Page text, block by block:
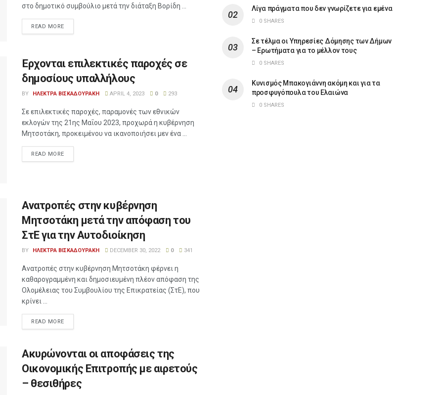
στο δημοτικό συμβούλιο μετά την διάταξη Βορίδη ...
READ MORE
Έρχονται επιλεκτικές παροχές σε
δημοσίους υπαλλήλους
BY ΗΛΕΚΤΡΑ ΒΙΣΚΑΔΟΥΡΑΚΗ APRIL 4, 2023 0 293
Σε επιλεκτικές παροχές, παραμονές των εθνικών
εκλογών της 21ης Μαΐου 2023, προχωρά η κυβέρνηση
Μητσοτάκη, προκειμένου να ικανοποιήσει μεν ένα ...
READ MORE
Ανατροπές στην κυβέρνηση
Μητσοτάκη μετά την απόφαση του
ΣτΕ για την Αυτοδιοίκηση
BY ΗΛΕΚΤΡΑ ΒΙΣΚΑΔΟΥΡΑΚΗ DECEMBER 30, 2022 0 341
Ανατροπές στην κυβέρνηση Μητσοτάκη φέρνει η
καθαρογραμμένη και δημοσιευμένη πλέον απόφαση της
Ολομέλειας του Συμβουλίου της Επικρατείας (ΣτΕ), που
κρίνει ...
READ MORE
Ακυρώνονται οι αποφάσεις της
Οικονομικής Επιτροπής με αιρετούς
– θεσιθήρες
Λίγα πράγματα που δεν γνωρίζετε για εμένα
0 SHARES
Σε τέλμα οι Υπηρεσίες Δόμησης των Δήμων
– Ερωτήματα για το μέλλον τους
0 SHARES
Κυνισμός Μπακογιάννη ακόμη και για τα
προσφυγόπουλα του Ελαιώνα
0 SHARES